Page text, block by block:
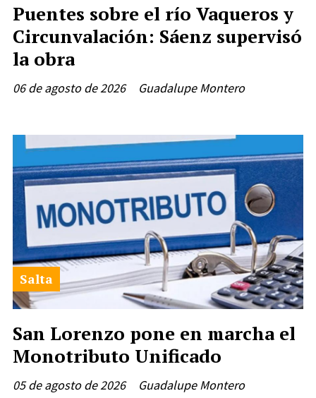
Puentes sobre el río Vaqueros y
Circunvalación: Sáenz supervisó
la obra
Guadalupe Montero
06 de agosto de 2026
San Lorenzo pone en marcha el
Monotributo Unificado
Guadalupe Montero
Salta
05 de agosto de 2026